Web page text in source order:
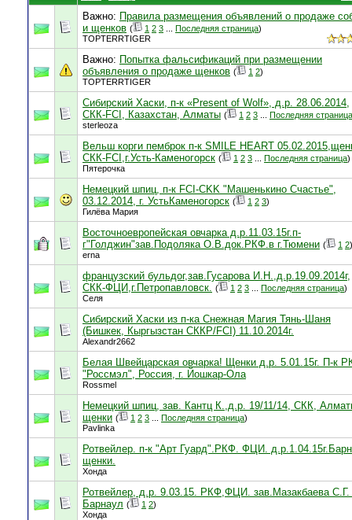
Важно: Правила размещения объявлений о продаже
и щенков ( 1 2 3 Последняя страница)
TOPTERRTIGER
Важно: Попытка фальсификаций при размещении
объявления о продаже щенков ( 1 2)
TOPTERRTIGER
Сибирский Хаски, п-к «Present of Wolf», д.р. 28.06.2014,
СКК-FCI, Казахстан, Алматы ( 1 2 3
Последняя страница
sterleoza
Вельш корги пемброк п-к SMILE HEART
СКК-FCI,г.Усть-Каменогорск ( 1 2 3 Последняя страница)
Пятерочка
Немецкий шпиц, п-к FCI-CKK "Машенькино Счастье",
03.12.2014, г. УстьКаменогорск ( 1 2 3)
Гилёва Мария
Восточноевропейская овчарка д.р.11.03.15г.п-
г"Голджин"зав.Подоляка О.В.док.РКФ.в г.Тюмени ( 1 2)
erna
французский бульдог,зав.Гусарова И.Н.,д.р.19.09.2014г,
СКК-ФЦИ,г.Петропавловск. ( 1 2 3 Последняя страница)
Селя
Сибирский Хаски из п-ка Снежная Магия Тянь-Шаня
(Бишкек, Кыргызстан СККР/FCI) 11.10.2014г.
Alexandr2662
Белая Швейцарская овчарка! Щенки д.р. 5.01.15г. П-к
"Россмэл", Россия, г. Йошкар-Ола
Rossmel
Немецкий шпиц, зав. Кантц К.,д.р. 19/11/14, СКК,
щенки ( 1 2 3 Последняя страница)
Pavlinka
Ротвейлер. п-к "Арт Гуард".РКФ. ФЦИ.
щенки.
Хонда
Ротвейлер, д.р. 9.03.15. РКФ,ФЦИ. зав.Мазакбаева
Барнаул ( 1 2)
Хонда